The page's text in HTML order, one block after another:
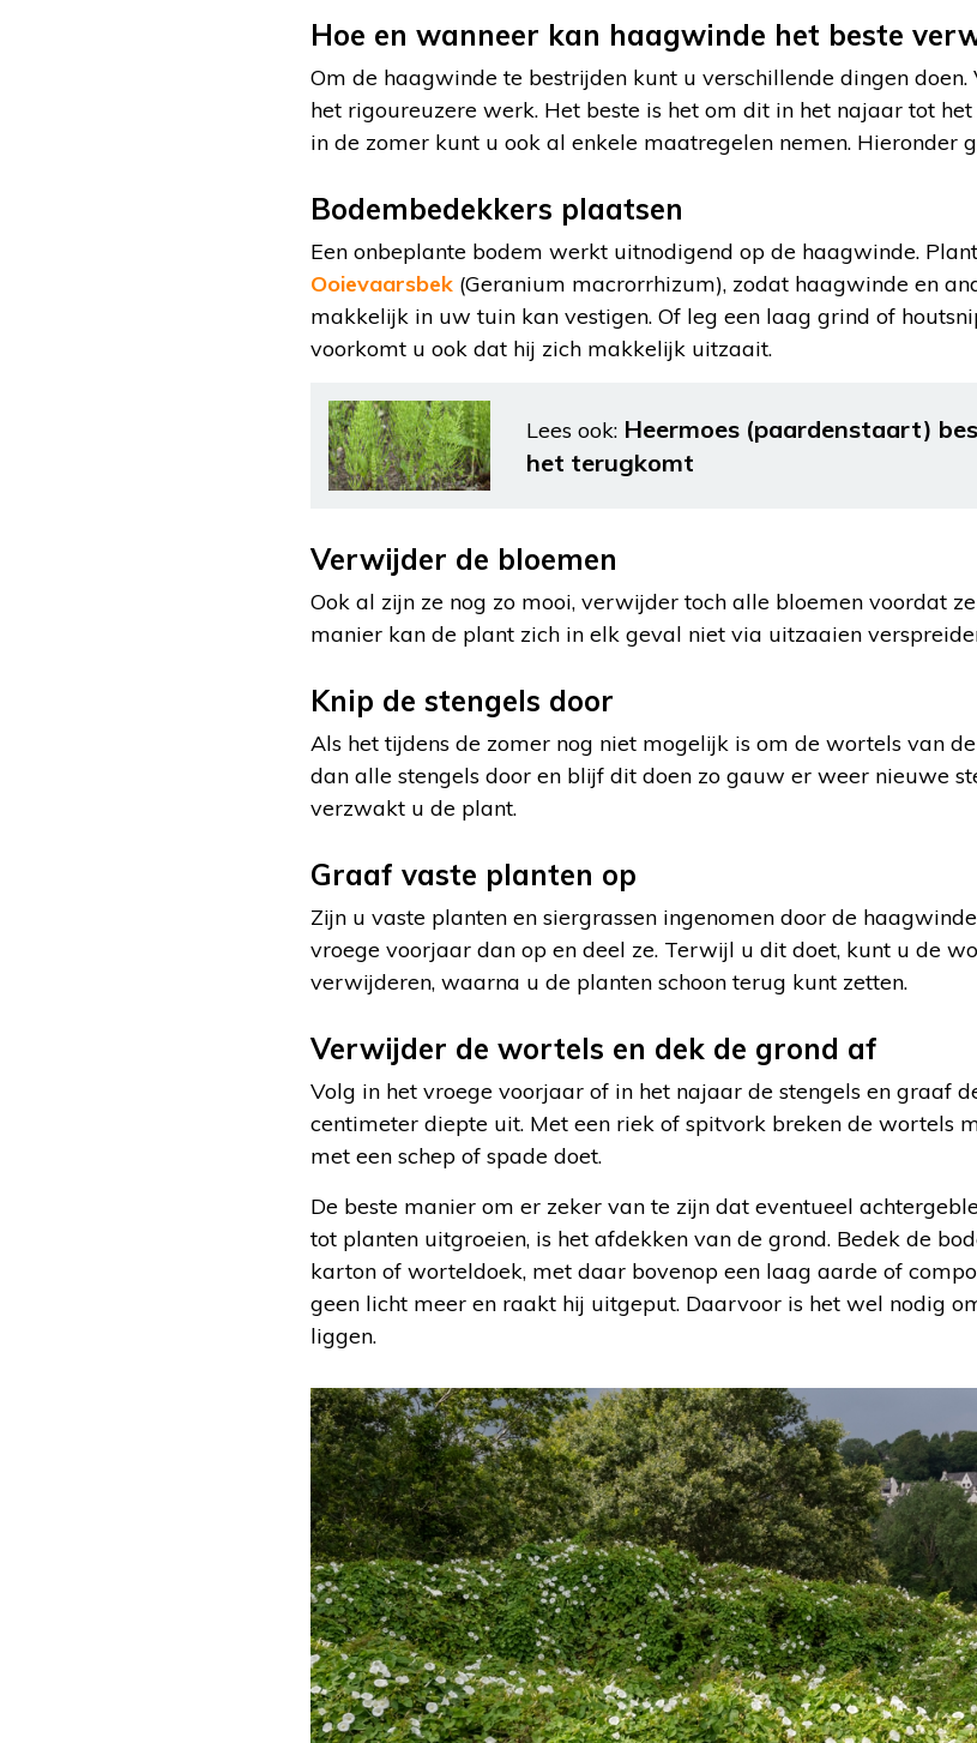
Hoe en wanneer kan haagwinde het beste
Om de haagwinde te bestrijden kunt u verschillende dingen
het rigoureuzere werk. Het beste is het om dit in het najaar tot
in de zomer kunt u ook al enkele maatregelen nemen. Hieronder
Bodembedekkers plaatsen
Een onbeplante bodem werkt uitnodigend op de haagwinde.
Ooievaarsbek (Geranium macrorrhizum), zodat haagwinde en
makkelijk in uw tuin kan vestigen. Of leg een laag grind of
voorkomt u ook dat hij zich makkelijk uitzaait.
Lees ook: Heermoes (paardenstaart)
het terugkomt
Verwijder de bloemen
Ook al zijn ze nog zo mooi, verwijder toch alle bloemen voordat
manier kan de plant zich in elk geval niet via uitzaaien
Knip de stengels door
Als het tijdens de zomer nog niet mogelijk is om de wortels van
dan alle stengels door en blijf dit doen zo gauw er weer nieuwe
verzwakt u de plant.
Graaf vaste planten op
Zijn u vaste planten en siergrassen ingenomen door de
vroege voorjaar dan op en deel ze. Terwijl u dit doet, kunt u de
verwijderen, waarna u de planten schoon terug kunt zetten.
Verwijder de wortels en dek de grond af
Volg in het vroege voorjaar of in het najaar de stengels en graaf
centimeter diepte uit. Met een riek of spitvork breken de wortels
met een schep of spade doet.
De beste manier om er zeker van te zijn dat eventueel
tot planten uitgroeien, is het afdekken van de grond. Bedek de
karton of worteldoek, met daar bovenop een laag aarde of
geen licht meer en raakt hij uitgeput. Daarvoor is het wel nodig
liggen.